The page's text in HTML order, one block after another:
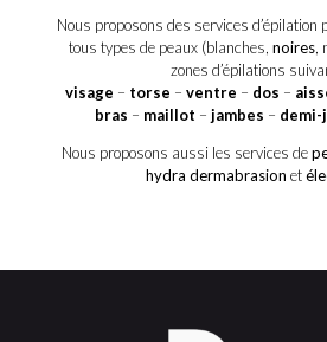
Nous proposons des services d’épilation
tous types de peaux (blanches,noires
zones d’épilations
visage – torse –ventre – dos –
bras – maillot –jambes – demi-
Nous proposons aussi les services de
hydra dermabrasion et